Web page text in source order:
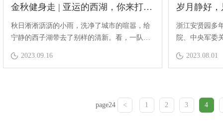
金秋健身走 | 亚运的西湖，你来打卡吗？
秋日淅淅沥沥的小雨，洗净了城市的喧嚣，给
宁静的西子湖带去了别样的清新。看，一队身
上，他们迈着轻快的步伐，喊着响亮的口号，
2023.09.16
浙江安贤园多
院、中央军委
工作，与部队
2023.08.01
page24 < 1 2 3 4